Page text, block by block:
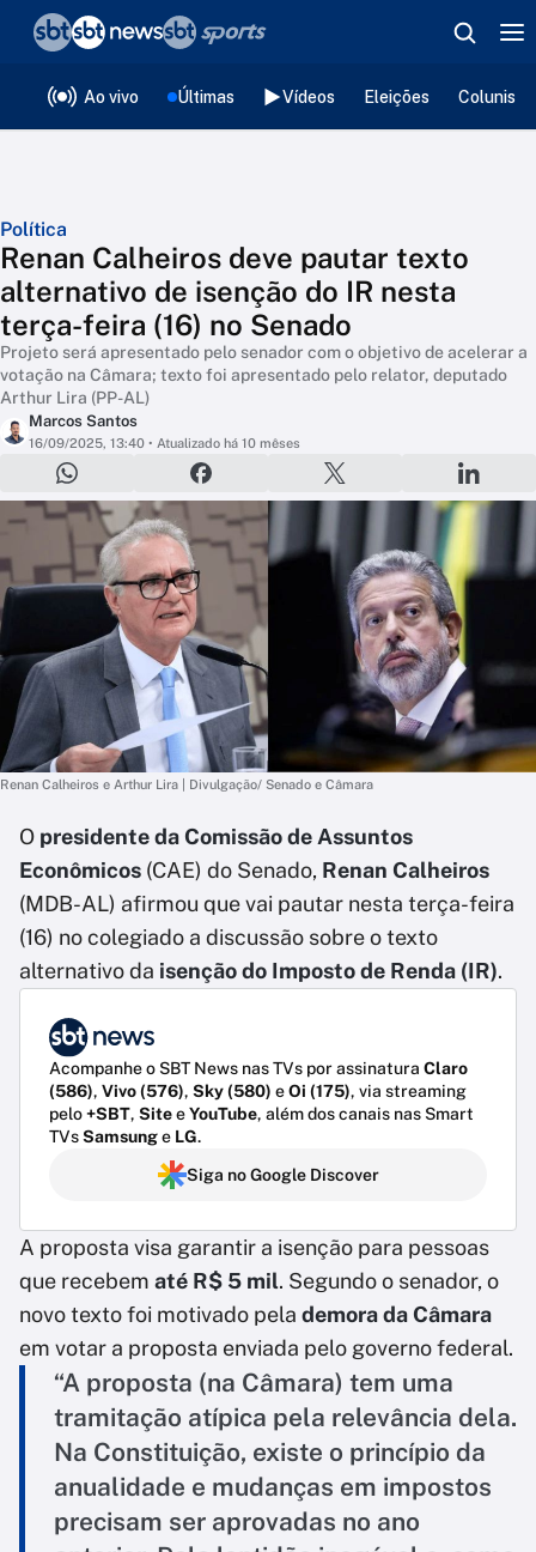
Ao vivo Últimas Vídeos Eleições
Política
Renan Calheiros deve pautar texto
alternativo de isenção do IR nesta
terça-feira (16) no Senado
Projeto será apresentado pelo senador com o objetivo de acelerar a
votação na Câmara; texto foi apresentado pelo relator, deputado
Arthur Lira (PP-AL)
Marcos Santos
16/09/2025, 13:40 • Atualizado há 10 mêses
Renan Calheiros e Arthur Lira | Divulgação/ Senado e Câmara
O presidente da Comissão de Assuntos
Econômicos (CAE) do Senado, Renan Calheiros
(MDB-AL) afirmou que vai pautar nesta terça-feira
(16) no colegiado a discussão sobre o texto
alternativo da isenção do Imposto de Renda (IR).
Acompanhe o SBT News nas TVs por assinatura Claro
(586), Vivo (576), Sky (580) eOi (175), via streaming
pelo+SBT, SiteeYouTube, além dos canais nas Smart
TVsSamsunge LG.
Siga no Google Discover
A proposta visa garantir a isenção para pessoas
que recebem até R$ 5 mil. Segundo o senador, o
novo texto foi motivado pela demora da Câmara
em votar a proposta enviada pelo governo federal.
“A proposta (na Câmara) tem uma
tramitação atípica pela relevância dela.
Na Constituição, existe o princípio da
anualidade e mudanças em impostos
precisam ser aprovadas no ano
❮voltar
Editorias